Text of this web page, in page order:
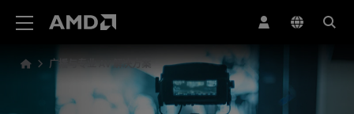
广播与专业 AV 解决方案